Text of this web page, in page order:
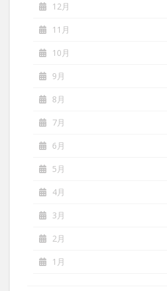
12月
11月
10月
9月
8月
7月
6月
5月
4月
3月
2月
1月